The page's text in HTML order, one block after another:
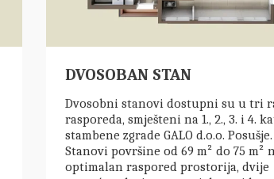
DVOSOBAN STAN
Dvosobni stanovi dostupni su u tri
rasporeda, smješteni na 1., 2., 3. i 4.
stambene zgrade GALO d.o.o. Posušje.
Stanovi površine od 69 m² do 75 m²
optimalan raspored prostorija, dvije